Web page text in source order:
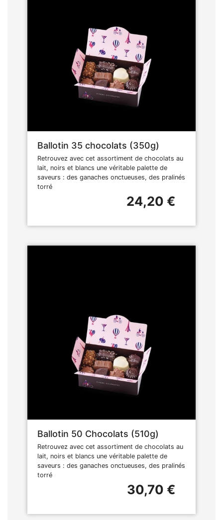
Ballotin 35 chocolats (350g)
Retrouvez avec cet assortiment de chocolats au
lait, noirs et blancs une véritable palette de
saveurs : des ganaches onctueuses, des pralinés
torré
24,20 €
Ballotin 50 Chocolats (510g)
Retrouvez avec cet assortiment de chocolats au
lait, noirs et blancs une véritable palette de
saveurs : des ganaches onctueuses, des pralinés
torré
30,70 €